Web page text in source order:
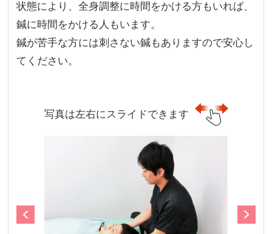
状態により、全身調整に時間をかける方もいれば、
鍼に時間をかける人もいます。
鍼が苦手な方には刺さない鍼もありますので安心し
てください。
写真は左右にスライドできます